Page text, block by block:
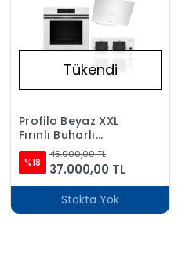
Tükendi
Profilo Beyaz XXL
Fırınlı Buharlı
Ankastre Set
(FXSA243B -
OE36K2P10D -
DVK6J429)
%18
45.000,00 TL
37.000,00 TL
Stokta Yok